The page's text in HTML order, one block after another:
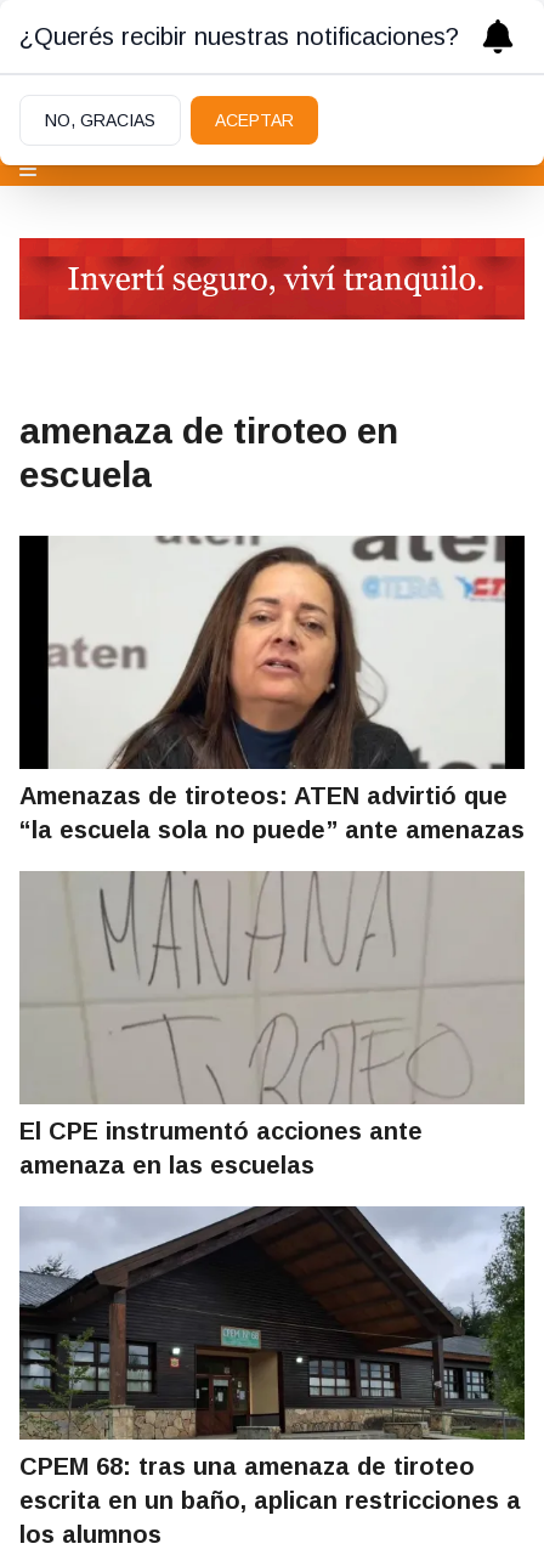
amenaza de tiroteo en
escuela
Amenazas de tiroteos: ATEN advirtió que
“la escuela sola no puede” ante amenazas
El CPE instrumentó acciones ante
amenaza en las escuelas
CPEM 68: tras una amenaza de tiroteo
escrita en un baño, aplican restricciones a
los alumnos
¿Querés recibir nuestras notificaciones?
NO, GRACIAS ACEPTAR